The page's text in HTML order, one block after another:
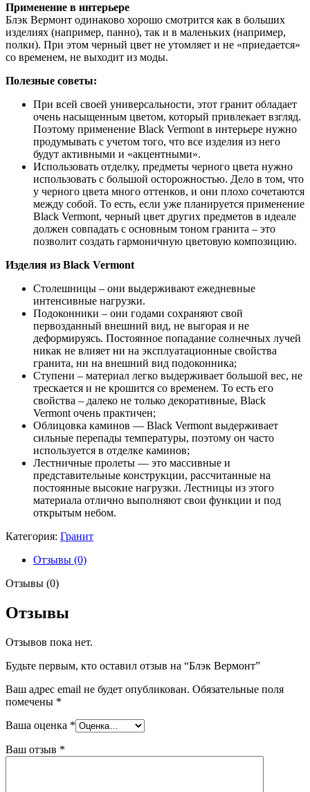
Применение в интерьере
Блэк Вермонт одинаково хорошо смотрится как в больших
изделиях (например, панно), так и в маленьких (например,
полки). При этом черный цвет не утомляет и не «приедается»
со временем, не выходит из моды.
Полезные советы:
При всей своей универсальности, этот гранит обладает
очень насыщенным цветом, который привлекает взгляд.
Поэтому применение Black Vermont в интерьере нужно
продумывать с учетом того, что все изделия из него
будут активными и «акцентными».
Использовать отделку, предметы черного цвета нужно
использовать с большой осторожностью. Дело в том, что
у черного цвета много оттенков, и они плохо сочетаются
между собой. То есть, если уже планируется применение
Black Vermont, черный цвет других предметов в идеале
должен совпадать с основным тоном гранита – это
позволит создать гармоничную цветовую композицию.
Изделия из Black Vermont
Столешницы – они выдерживают ежедневные
интенсивные нагрузки.
Подоконники – они годами сохраняют свой
первозданный внешний вид, не выгорая и не
деформируясь. Постоянное попадание солнечных лучей
никак не влияет ни на эксплуатационные свойства
гранита, ни на внешний вид подоконника;
Ступени – материал легко выдерживает большой вес, не
трескается и не крошится со временем. То есть его
свойства – далеко не только декоративные, Black
Vermont очень практичен;
Облицовка каминов — Black Vermont выдерживает
сильные перепады температуры, поэтому он часто
используется в отделке каминов;
Лестничные пролеты — это массивные и
представительные конструкции, рассчитанные на
постоянные высокие нагрузки. Лестницы из этого
материала отлично выполняют свои функции и под
открытым небом.
Категория: Гранит
Отзывы (0)
Отзывы (0)
Отзывы
Отзывов пока нет.
Будьте первым, кто оставил отзыв на “Блэк Вермонт”
Ваш адрес email не будет опубликован. Обязательные поля
помечены *
Ваша оценка *
Ваш отзыв *